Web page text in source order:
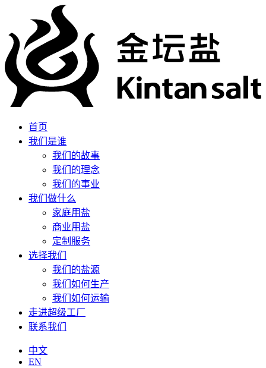
首页
我们是谁
我们的故事
我们的理念
我们的事业
我们做什么
家庭用盐
商业用盐
定制服务
选择我们
我们的盐源
我们如何生产
我们如何运输
走进超级工厂
联系我们
中文
EN